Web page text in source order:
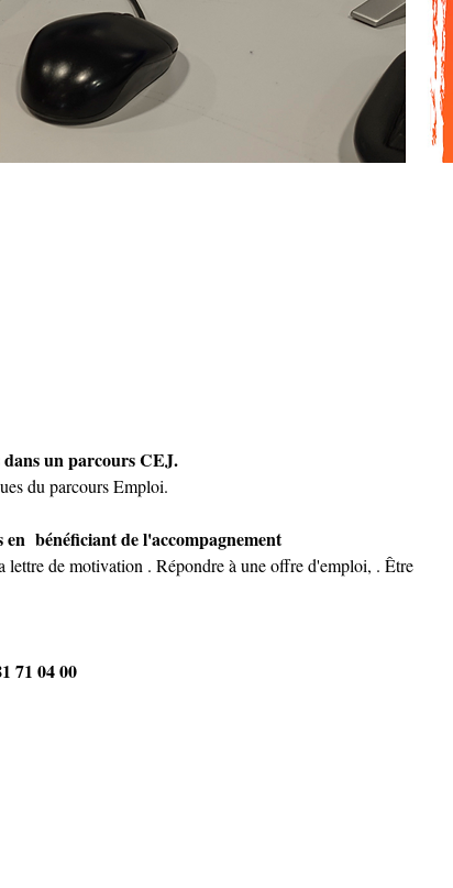
un parcours CEJ.
du parcours Emploi.
bénéficiant de l'accompagnement
lettre de motivation . Répondre à une offre d'emploi, . Être
71 04 00